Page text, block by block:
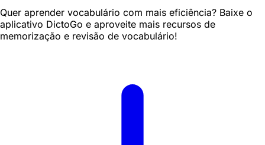
Quer aprender vocabulário com mais eficiência? Baixe o
aplicativo DictoGo e aproveite mais recursos de
memorização e revisão de vocabulário!